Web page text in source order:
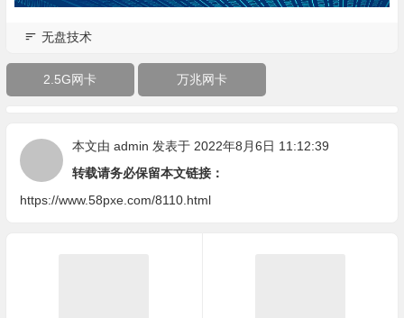
无盘技术
2.5G网卡 万兆网卡
本文由 admin 发表于 2022年8月6日 11:12:39
转载请务必保留本文链接：
https://www.58pxe.com/8110.html